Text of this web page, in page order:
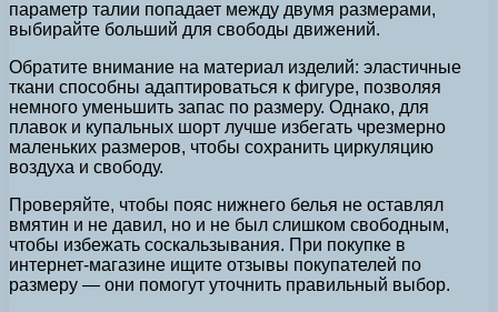
параметр талии попадает между двумя размерами,
выбирайте больший для свободы движений.
Обратите внимание на материал изделий: эластичные
ткани способны адаптироваться к фигуре, позволяя
немного уменьшить запас по размеру. Однако, для
плавок и купальных шорт лучше избегать чрезмерно
маленьких размеров, чтобы сохранить циркуляцию
воздуха и свободу.
Проверяйте, чтобы пояс нижнего белья не оставлял
вмятин и не давил, но и не был слишком свободным,
чтобы избежать соскальзывания. При покупке в
интернет-магазине ищите отзывы покупателей по
размеру — они помогут уточнить правильный выбор.